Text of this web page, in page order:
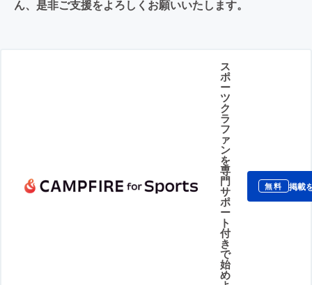
ん、是非ご支援をよろしくお願いいたします。
ス
ポ
ー
ツ
ク
ラ
フ
ァ
ン
を
専
門
サ
ポ
ー
ト
付
き
で
始
め
無料 掲載